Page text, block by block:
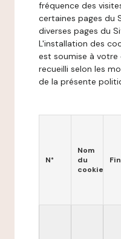
fréquence des
certaines pages du
diverses pages du
L'installation des
est soumise à
recueilli selon les
de la présente
N°
Nom
du
cookie